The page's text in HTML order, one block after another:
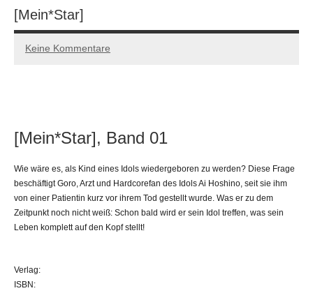
[Mein*Star]
14/01/2023
Tups
Keine Kommentare
[Mein*Star], Band 01
Wie wäre es, als Kind eines Idols wiedergeboren zu werden? Diese Frage
beschäftigt Goro, Arzt und Hardcorefan des Idols Ai Hoshino, seit sie ihm
von einer Patientin kurz vor ihrem Tod gestellt wurde. Was er zu dem
Zeitpunkt noch nicht weiß: Schon bald wird er sein Idol treffen, was sein
Leben komplett auf den Kopf stellt!
Verlag:
ISBN: